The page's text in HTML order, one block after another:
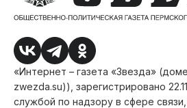
«Интернет – газета «Звезда»
zwezda.su)), зарегистрировано
службой по надзору в сфере